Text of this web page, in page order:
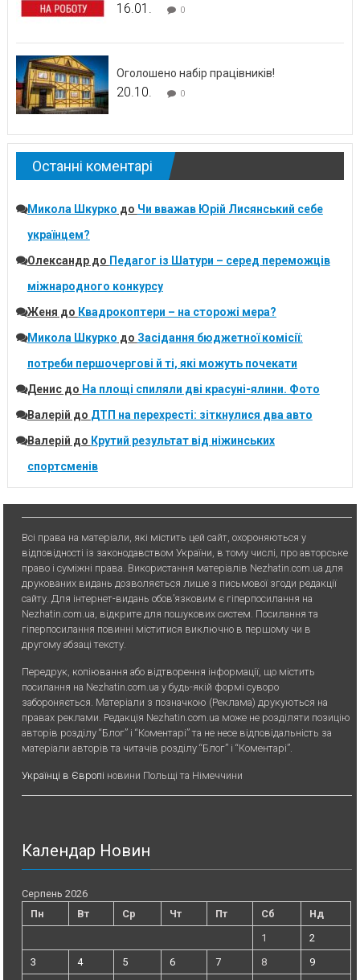
16.01. 0
Оголошено набір працівників!
20.10. 0
Останні коментарі
Микола Шкурко до Чи вважав Юрій Лисянський себе
українцем?
Олександрдо Педагог із Шатури – серед переможців
міжнародного конкурсу
Женя до Квадрокоптери – на сторожі мера?
Микола Шкурко до Засідання бюджетної комісії:
потреби першочергові й ті, які можуть почекати
Денисдо На площі спиляли дві красуні-ялини. Фото
Валерій до ДТП на перехресті: зіткнулися два авто
Валерій до Крутий результат від ніжинських
спортсменів
Всі права на матеріали, які містить цей сайт, охороняються у
відповідності із законодавством України, в тому числі, про авторське
право і суміжні права. Використання матерiалiв Nezhatin.com.ua для
друкованих видань дозволяється лише з письмової згоди редакції
сайту. Для iнтернет-видань обов’язковим є гiперпосилання на
Nezhatin.com.ua, відкрите для пошукових систем. Посилання та
гіперпосилання повинні міститися виключно в першому чи в
другому абзаці тексту.
Передрук, копiювання або вiдтворення iнформацiї, що мiстить
посилання на Nezhatin.com.ua у будь-якiй формi суворо
забороняється. Матеріали з позначкою (Реклама) друкуються на
правах реклами. Редакція Nezhatin.com.ua може не розділяти позицію
авторів розділу “Блог” і “Коментарі” та не несе відповідальність за
матеріали авторів та читачів розділу “Блог” і “Коментарі”.
Українці в Європі новини Польщі та Німеччини
Календар Новин
Серпень 2026
Пн
Вт Ср Чт Пт Сб
Нд
1
2
3
4 5 6 7 8 9